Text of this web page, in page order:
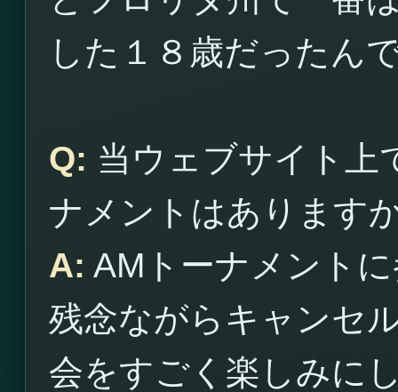
した１８歳だったん
Q: 当ウェブサイト上
ナメントはあります
A: AMトーナメント
残念ながらキャンセ
会をすごく楽しみに